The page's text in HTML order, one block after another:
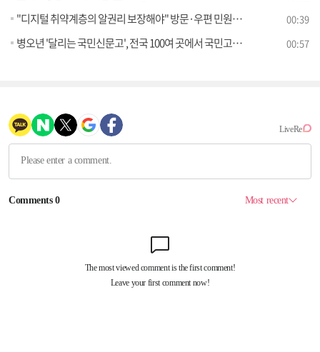
"디지털 취약계층의 알권리 보장해야" 방문·우편 민원도 진행 상황 안내한다 00:39
병오년 '달리는 국민신문고', 전국 100여 곳에서 국민고충 상담한다 00:57